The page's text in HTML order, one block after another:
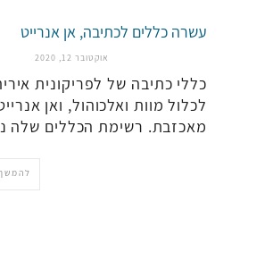
עשרה כללים לכתיבה, אן אנרייט
אוקטובר 12, 2020
כללי כתיבה של לפריקונית
לכלול מוות ואלכוהול, ואן
מאכזבת. רשימת הכללים שלה